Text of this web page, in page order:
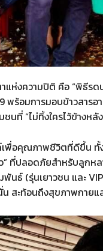
ห่งความปิติ คือ “พิธีรด
อมการมอบข้าวสารอา
ที่ “ไม่ทิ้งใครไว้ข้างหลั
พื่อคุณภาพชีวิตที่ดีขึ้น ทั้
ที่ปลอดภัยสำหรับลูกห
ธ์ (รุ่นเยาวชน และ
สะท้อนถึงสุขภาพกายแ